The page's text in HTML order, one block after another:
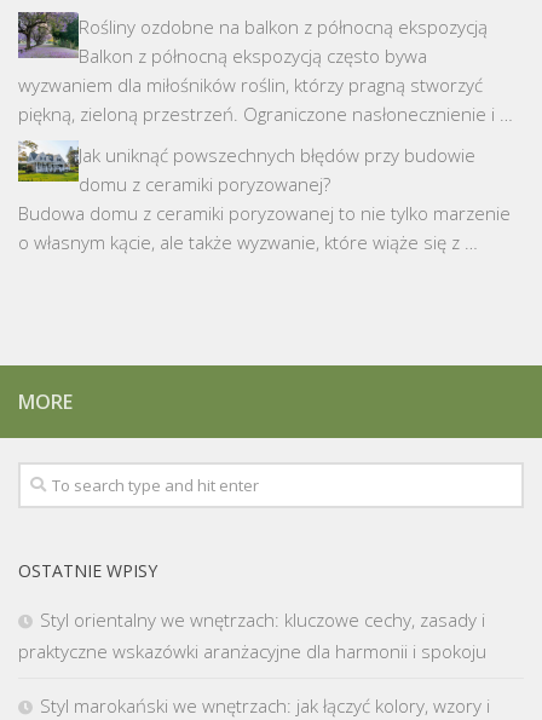
Rośliny ozdobne na balkon z północną ekspozycją
Balkon z północną ekspozycją często bywa
wyzwaniem dla miłośników roślin, którzy pragną stworzyć
piękną, zieloną przestrzeń. Ograniczone nasłonecznienie i …
Jak uniknąć powszechnych błędów przy budowie
domu z ceramiki poryzowanej?
Budowa domu z ceramiki poryzowanej to nie tylko marzenie
o własnym kącie, ale także wyzwanie, które wiąże się z …
MORE
OSTATNIE WPISY
Styl orientalny we wnętrzach: kluczowe cechy, zasady i
praktyczne wskazówki aranżacyjne dla harmonii i spokoju
Styl marokański we wnętrzach: jak łączyć kolory, wzory i